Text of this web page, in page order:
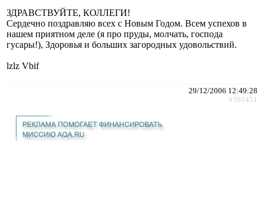
ЗДРАВСТВУЙТЕ, КОЛЛЕГИ!
Сердечно поздравляю всех с Новым Годом. Всем успехов в
нашем приятном деле (я про пруды, молчать, господа
гусары!), Здоровья и больших загородных удовольствий.
lzlz Vbif
29/12/2006 12:49:28
#391451